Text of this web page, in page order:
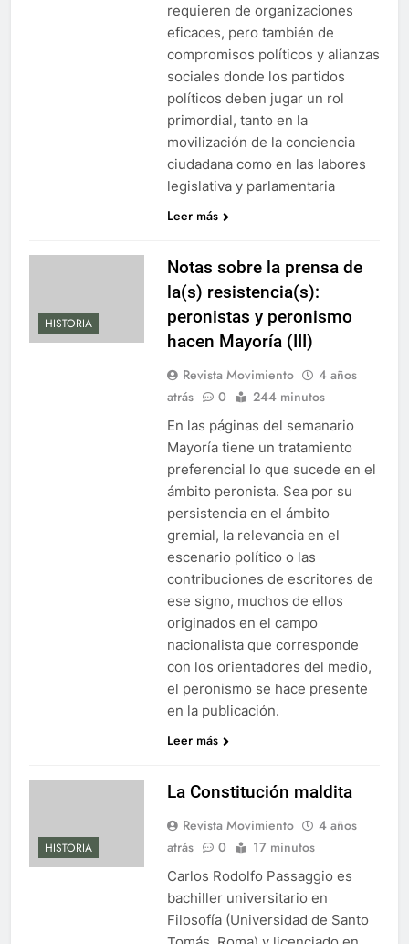
requieren de organizaciones
eficaces, pero también de
compromisos políticos y alianzas
sociales donde los partidos
políticos deben jugar un rol
primordial, tanto en la
movilización de la conciencia
ciudadana como en las labores
legislativa y parlamentaria
Leer más
HISTORIA
Notas sobre la prensa de
la(s) resistencia(s):
peronistas y peronismo
hacen Mayoría (III)
Revista Movimiento
4 años
atrás
0 244 minutos
En las páginas del semanario
Mayoría tiene un tratamiento
preferencial lo que sucede en el
ámbito peronista. Sea por su
persistencia en el ámbito
gremial, la relevancia en el
escenario político o las
contribuciones de escritores de
ese signo, muchos de ellos
originados en el campo
nacionalista que corresponde
con los orientadores del medio,
el peronismo se hace presente
en la publicación.
Leer más
HISTORIA
La Constitución maldita
Revista Movimiento
4 años
atrás
0 17 minutos
Carlos Rodolfo Passaggio es
bachiller universitario en
Filosofía (Universidad de Santo